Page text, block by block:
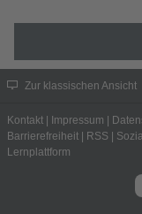
Zur klassischen Ansicht
Kontakt | Impressum |
Barrierefreiheit | RSS |
Lernplattform